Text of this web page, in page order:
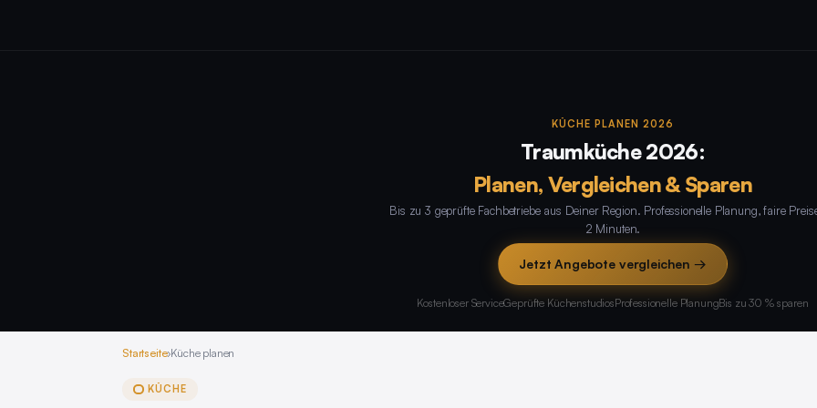
KÜCHE PLANEN 2026
Traumküche 2026:
Planen, Vergleichen & Sparen
Bis zu 3 geprüfte Fachbetriebe aus Deiner Region. Professionelle Planung, faire
2 Minuten.
Jetzt Angebote vergleichen →
Kostenloser ServiceGeprüfte KüchenstudiosProfessionelle PlanungBis zu 30 % sparen
Startseite›Küche planen
KÜCHE